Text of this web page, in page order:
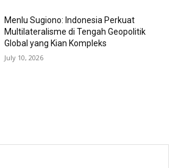
Menlu Sugiono: Indonesia Perkuat
Multilateralisme di Tengah Geopolitik
Global yang Kian Kompleks
July 10, 2026